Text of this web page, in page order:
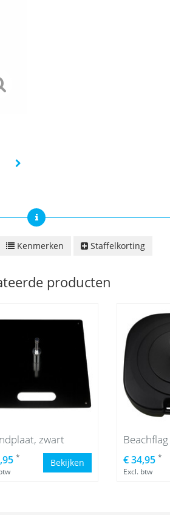
Kenmerken Staffelkorting
producten
zwart
*
Bekijken € 34,95 *
Excl. btw